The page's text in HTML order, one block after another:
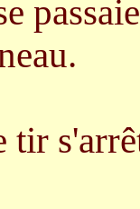
tir